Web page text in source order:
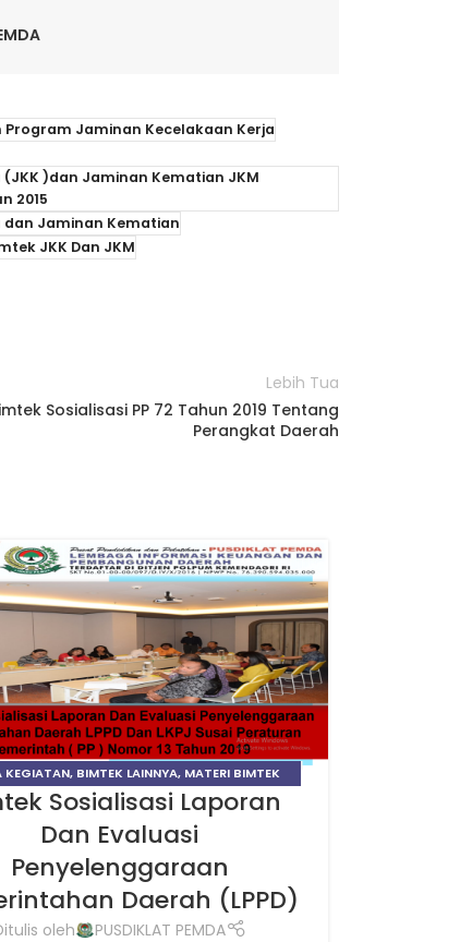
Jaminan Kecelakaan Kerja
)dan Jaminan Kematian JKM
2015
dan Jaminan Kematian
JKK Dan JKM
Lebih Tua
Sosialisasi PP 72 Tahun 2019 Tentang
Perangkat Daerah
KEGIATAN, BIMTEK LAINNYA, MATERI BIMTEK
DAERAH,MATERI BIMTEK PEMERINTAHAN
Sosialisasi Laporan
Dan Evaluasi
Penyelenggaraan
Daerah (LPPD)
oleh
PUSDIKLAT PEMDA